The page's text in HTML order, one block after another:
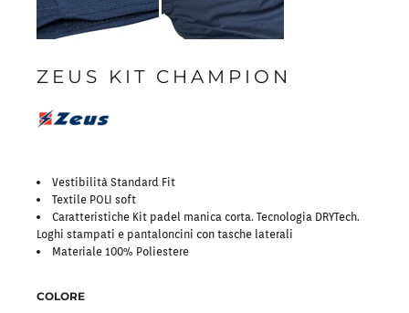
ZEUS KIT CHAMPION
Vestibilità Standard Fit
Textile POLI soft
Caratteristiche Kit padel manica corta. Tecnologia DRYTech.
Loghi stampati e pantaloncini con tasche laterali
Materiale 100% Poliestere
COLORE